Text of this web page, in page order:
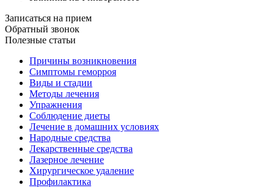
Записаться на прием
Обратный звонок
Полезные статьи
Причины возникновения
Симптомы геморроя
Виды и стадии
Методы лечения
Упражнения
Соблюдение диеты
Лечение в домашних условиях
Народные средства
Лекарственные средства
Лазерное лечение
Хирургическое удаление
Профилактика